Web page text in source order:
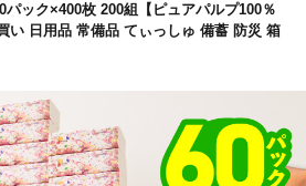
ック×400枚 200組【ピュアパルプ100％
い 日用品 常備品 てぃっしゅ 備蓄 防災 箱